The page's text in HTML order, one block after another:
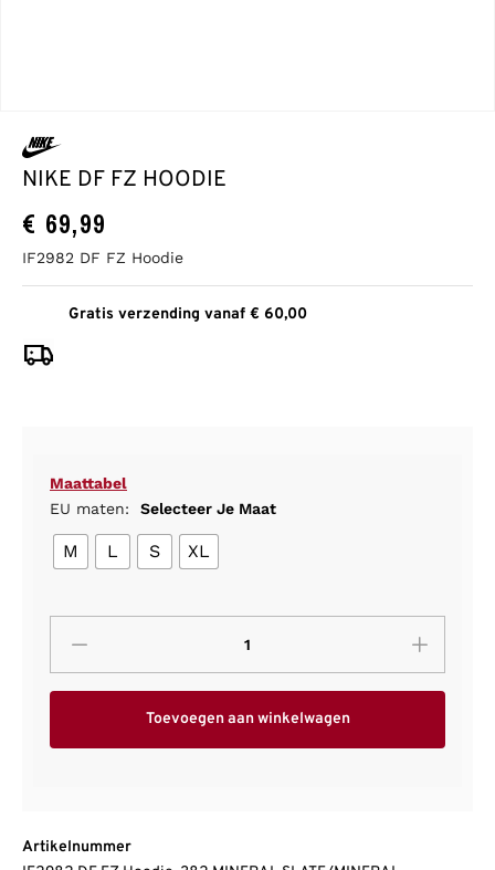
NIKE DF FZ HOODIE
€ 69,99
IF2982 DF FZ Hoodie
Gratis verzending vanaf € 60,00
Maattabel
EU maten:
Selecteer Je Maat
M L S XL
Toevoegen aan winkelwagen
Artikelnummer